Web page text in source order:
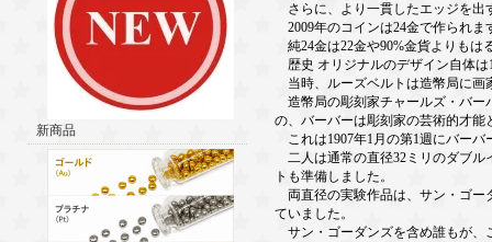
新商品
さらに、より一貫したエッジを出
2009年のコインは24金で作られま
純24金は22金や90%金貨よりもは
歴史 オリジナルのデザイン自体は
当時、ルーズベルトは造幣局に画
造幣局の彫刻家チャールズ・バー
の、バーバーは彫刻家の芸術的才能
これは1907年1月の第1週にバーバ
二人は通常の直径32ミリのダブル
トも準備しました。
両直径の実験作品は、サン・ゴー
ていました。
サン・ゴーダンズを含め誰もが、